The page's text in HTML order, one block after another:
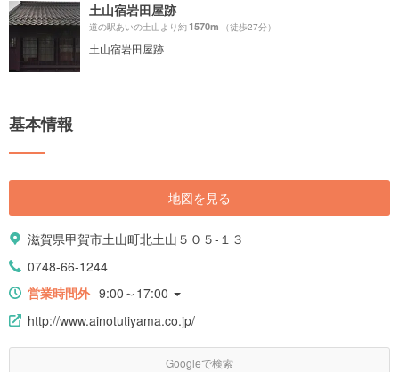
土山宿岩田屋跡
道の駅あいの土山より約1570m （徒歩27分）
土山宿岩田屋跡
基本情報
地図を見る
滋賀県甲賀市土山町北土山５０５-１３
0748-66-1244
営業時間外 9:00～17:00
http://www.ainotutiyama.co.jp/
Googleで検索